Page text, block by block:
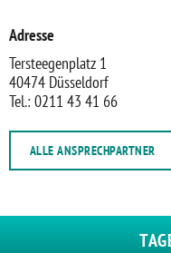
Adresse
Tersteegenplatz 1
40474 Düsseldorf
Tel.: 0211 43 41 66
ALLE ANSPRECHPARTNER